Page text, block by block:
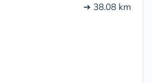
➔ 38.08 km